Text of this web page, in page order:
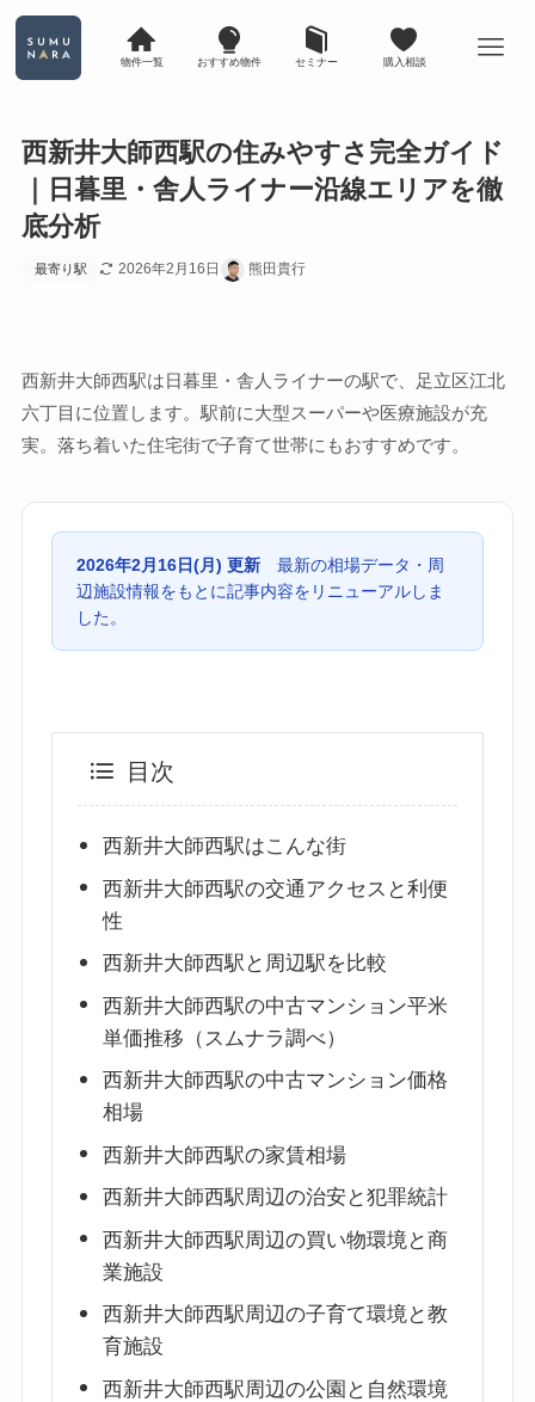
物件一覧 おすすめ物件 セミナー 購入相談
西新井大師西駅の住みやすさ完全ガイド
｜日暮里・舎人ライナー沿線エリアを徹
底分析
最寄り駅 2026年2月16日 熊田貴行
西新井大師西駅は日暮里・舎人ライナーの駅で、足立区江北
六丁目に位置します。駅前に大型スーパーや医療施設が充
実。落ち着いた住宅街で子育て世帯にもおすすめです。
2026年2月16日(月) 更新最新の相場データ・周
辺施設情報をもとに記事内容をリニューアルしま
した。
目次
西新井大師西駅はこんな街
西新井大師西駅の交通アクセスと利便
性
西新井大師西駅と周辺駅を比較
西新井大師西駅の中古マンション平米
単価推移（スムナラ調べ）
西新井大師西駅の中古マンション価格
相場
西新井大師西駅の家賃相場
西新井大師西駅周辺の治安と犯罪統計
西新井大師西駅周辺の買い物環境と商
業施設
西新井大師西駅周辺の子育て環境と教
育施設
西新井大師西駅周辺の公園と自然環境